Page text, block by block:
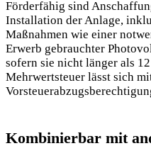
Förderfähig sind
Installation der Anlage,
Maßnahmen wie einer
Erwerb gebrauchter
sofern sie nicht länger als
Mehrwertsteuer lässt sich
Kombinierbar mit